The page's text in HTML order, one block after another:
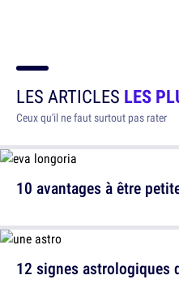
LES ARTICLES LES
Ceux qu'il ne faut surtout pas rater
10 avantages à être
12 signes astrologiques